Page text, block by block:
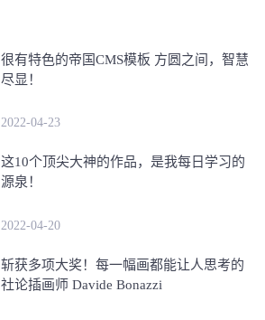
很有特色的帝国CMS模板 方圆之间，智慧
尽显！
2022-04-23
这10个顶尖大神的作品，是我每日学习的
源泉！
2022-04-20
斩获多项大奖！每一幅画都能让人思考的
社论插画师 Davide Bonazzi